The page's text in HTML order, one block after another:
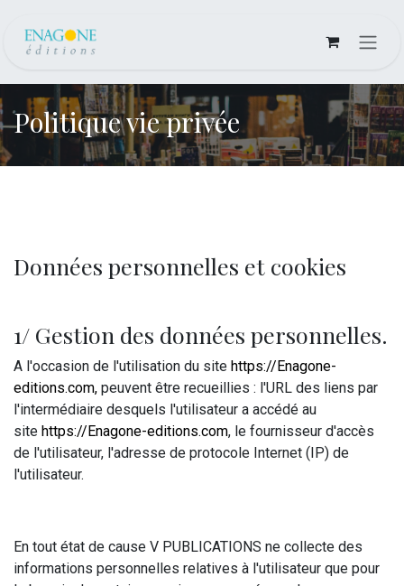
Politique vie privée
Données personnelles et cookies
1/ Gestion des données personnelles.
A l'occasion de l'utilisation du site https://Enagone-
editions.com, peuvent être recueillies : l'URL des liens par
l'intermédiaire desquels l'utilisateur a accédé au
site https://Enagone-editions.com, le fournisseur d'accès
de l'utilisateur, l'adresse de protocole Internet (IP) de
l'utilisateur.
En tout état de cause V PUBLICATIONS ne collecte des
informations personnelles relatives à l'utilisateur que pour